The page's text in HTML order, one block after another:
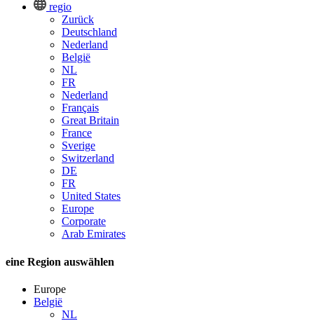
regio
Zurück
Deutschland
Nederland
België
NL
FR
Nederland
Français
Great Britain
France
Sverige
Switzerland
DE
FR
United States
Europe
Corporate
Arab Emirates
eine Region auswählen
Europe
België
NL